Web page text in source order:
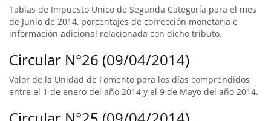
Tablas de Impuesto Unico de Segunda Categoría para el mes
de Junio de 2014, porcentajes de corrección monetaria e
información adicional relacionada con dicho tributo.
Circular N°26 (09/04/2014)
Valor de la Unidad de Fomento para los días comprendidos
entre el 1 de enero del año 2014 y el 9 de Mayo del año 2014.